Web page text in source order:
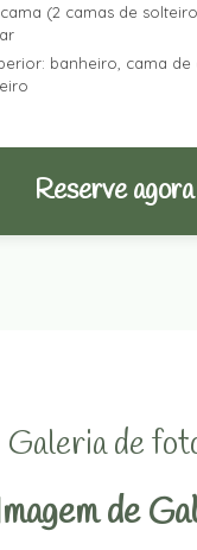
(2 camas de
banheiro, cama de
Reserve agora
Galeria de